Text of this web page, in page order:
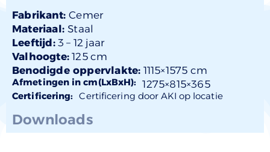
Fabrikant:Cemer
Materiaal:Staal
Leeftijd:3 – 12 jaar
Valhoogte: 125 cm
Benodigde oppervlakte: 1115×1575 cm
Afmetingen in cm(LxBxH): 1275×815×365
Certificering: Certificering door AKI op locatie
Downloads